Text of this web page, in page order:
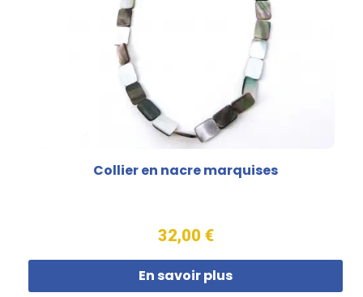
Collier en nacre marquises
32,00 €
En savoir plus